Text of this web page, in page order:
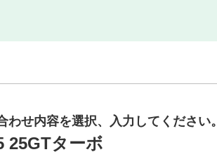
わせ内容を選択、入力してください。
25GTターボ